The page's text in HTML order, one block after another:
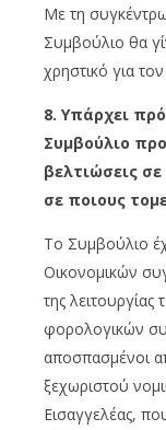
Με τη
Συμβούλιο θα
χρηστικό για
8. Υπάρχει
Συμβούλιο
βελτιώσεις
σε ποιους
Το Συμβούλιο
Οικονομικών
της
φορολογικών
αποσπασμένοι
ξεχωριστού
Εισαγγελέας,